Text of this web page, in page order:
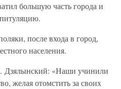
большую часть города и
после входа в город,
населения.
Дзялынский: «Наши учинили
желая отомстить за своих